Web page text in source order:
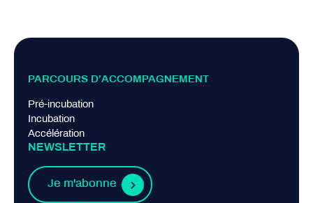
PARCOURS D’ACCOMPAGNEMENT
Pré-incubation
Incubation
Accélération
NEWSLETTER
Je m'abonne